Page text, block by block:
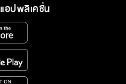
แอปพลิเคชั่น